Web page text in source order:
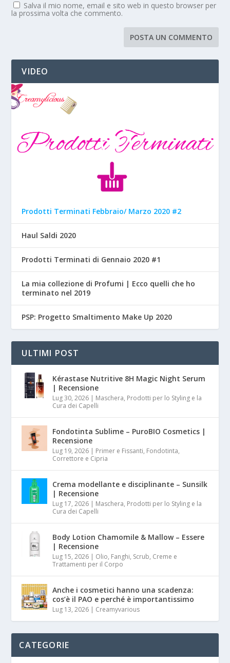
Salva il mio nome, email e sito web in questo browser per
la prossima volta che commento.
VIDEO
Prodotti Terminati Febbraio/ Marzo 2020 #2
Haul Saldi 2020
Prodotti Terminati di Gennaio 2020 #1
La mia collezione di Profumi | Ecco quelli che ho
terminato nel 2019
PSP: Progetto Smaltimento Make Up 2020
ULTIMI POST
Kérastase Nutritive 8H Magic Night Serum
| Recensione
Lug 30, 2026 | Maschera, Prodotti per lo Styling e la
Cura dei Capelli
Fondotinta Sublime – PuroBIO Cosmetics |
Recensione
Lug 19, 2026 | Primer e Fissanti, Fondotinta,
Correttore e Cipria
Crema modellante e disciplinante – Sunsilk
| Recensione
Lug 17, 2026 | Maschera, Prodotti per lo Styling e la
Cura dei Capelli
Body Lotion Chamomile & Mallow – Essere
| Recensione
Lug 15, 2026 | Olio, Fanghi, Scrub, Creme e
Trattamenti per il Corpo
Anche i cosmetici hanno una scadenza:
cos’è il PAO e perché è importantissimo
Lug 13, 2026 | Creamyvarious
CATEGORIE